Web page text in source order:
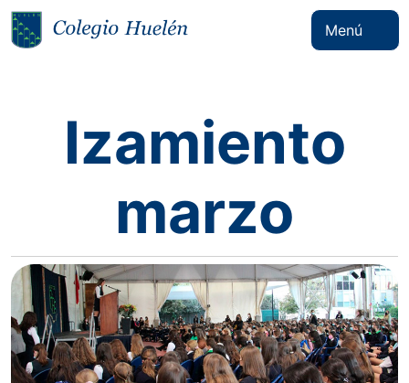
Menú
Izamiento
marzo